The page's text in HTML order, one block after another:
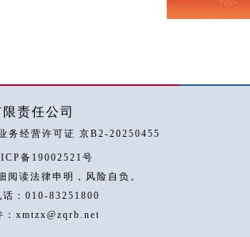
责任公司
务经营许可证 京B2-20250455
备19002521号
读法律申明，风险自负。
话：010-83251800
：xmtzx@zqrb.net